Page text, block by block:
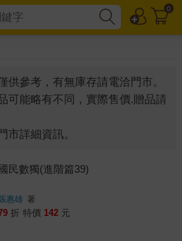
0
參考，有無庫存請電洽門市。
可能略有不同，實際售價.贈品請
詳細資訊。
國民數獨(進階篇39)
惠雄 著
折 特價 142 元